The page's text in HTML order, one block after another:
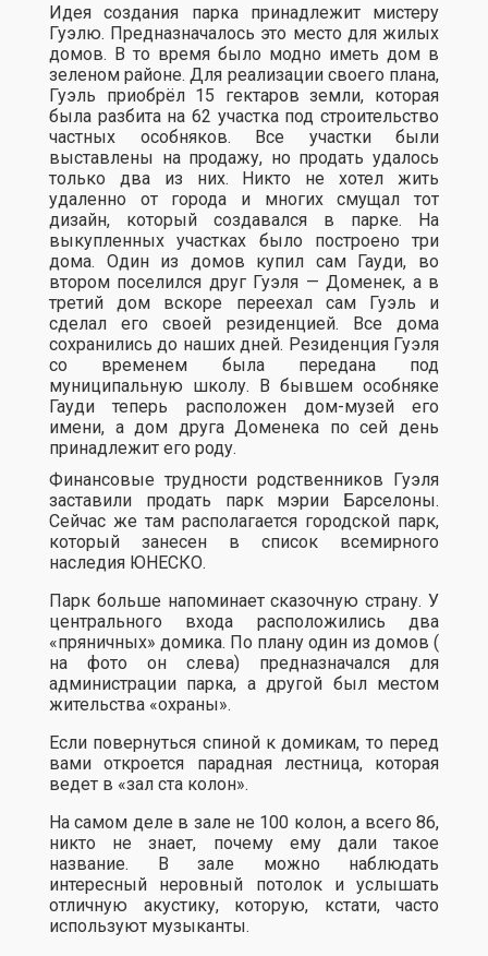
Идея создания парка принадлежит мистеру
Гуэлю. Предназначалось это место для жилых
домов. В то время было модно иметь дом в
зеленом районе. Для реализации своего плана,
Гуэль приобрёл 15 гектаров земли, которая
была разбита на 62 участка под строительство
частных особняков. Все участки были
выставлены на продажу, но продать удалось
только два из них. Никто не хотел жить
удаленно от города и многих смущал тот
дизайн, который создавался в парке. На
выкупленных участках было построено три
дома. Один из домов купил сам Гауди, во
втором поселился друг Гуэля — Доменек, а в
третий дом вскоре переехал сам Гуэль и
сделал его своей резиденцией. Все дома
сохранились до наших дней. Резиденция Гуэля
со временем была передана под
муниципальную школу. В бывшем особняке
Гауди теперь расположен дом-музей его
имени, а дом друга Доменека по сей день
принадлежит его роду.
Финансовые трудности родственников Гуэля
заставили продать парк мэрии Барселоны.
Сейчас же там располагается городской парк,
который занесен в список всемирного
наследия ЮНЕСКО.
Парк больше напоминает сказочную страну. У
центрального входа расположились два
«пряничных» домика. По плану один из домов (
на фото он слева) предназначался для
администрации парка, а другой был местом
жительства «охраны».
Если повернуться спиной к домикам, то перед
вами откроется парадная лестница, которая
ведет в «зал ста колон».
На самом деле в зале не 100 колон, а всего 86,
никто не знает, почему ему дали такое
название. В зале можно наблюдать
интересный неровный потолок и услышать
отличную акустику, которую, кстати, часто
используют музыканты.